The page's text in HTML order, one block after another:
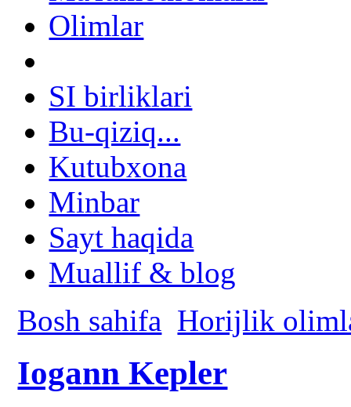
Olimlar
SI birliklari
Bu-qiziq...
Kutubxona
Minbar
Sayt haqida
Muallif & blog
Bosh sahifa Horijlik
Iogann Kepler